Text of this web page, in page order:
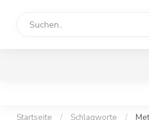
Startseite / Schlagworte /